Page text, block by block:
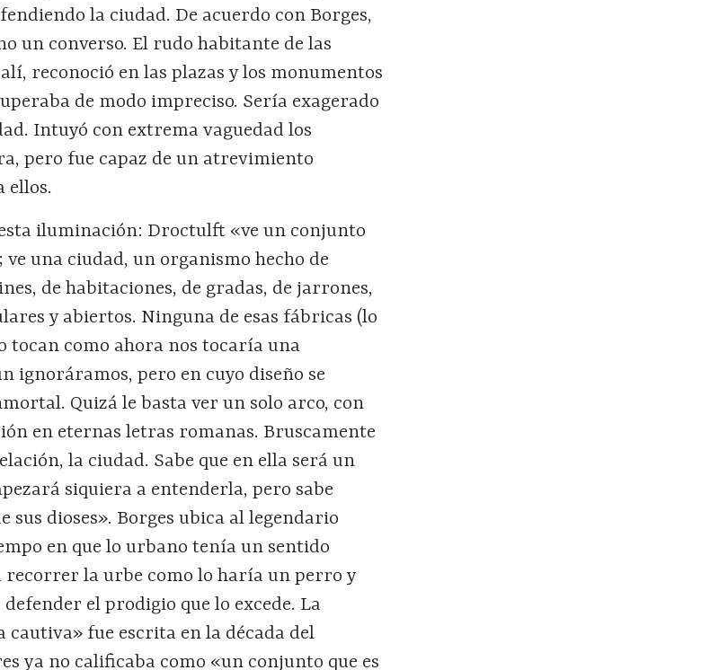
la ciudad. De acuerdo con Borges,
un converso. El rudo habitante de las
reconoció en las plazas y los monumentos
de modo impreciso. Sería exagerado
Intuyó con extrema vaguedad los
pero fue capaz de un atrevimiento
ellos.
iluminación: Droctulft «ve un conjunto
una ciudad, un organismo hecho de
de habitaciones, de gradas, de jarrones,
y abiertos. Ninguna de esas fábricas (lo
tocan como ahora nos tocaría una
ignoráramos, pero en cuyo diseño se
Quizá le basta ver un solo arco, con
en eternas letras romanas. Bruscamente
la ciudad. Sabe que en ella será un
siquiera a entenderla, pero sabe
sus dioses». Borges ubica al legendario
en que lo urbano tenía un sentido
recorrer la urbe como lo haría un perro y
el prodigio que lo excede. La
fue escrita en la década del
ya no calificaba como «un conjunto que es